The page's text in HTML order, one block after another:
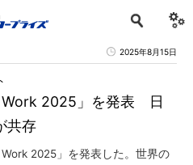
2025年8月15日
Work 2025」を発表 日
共存
2025」を発表した。世界の